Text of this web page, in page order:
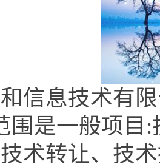
信息技术有
围是一般项目
术转让、技